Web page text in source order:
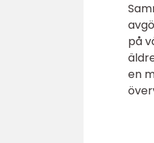
på
en